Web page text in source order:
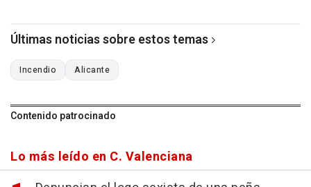
Últimas noticias sobre estos temas
Incendio Alicante
Contenido patrocinado
Lo más leído en C. Valenciana